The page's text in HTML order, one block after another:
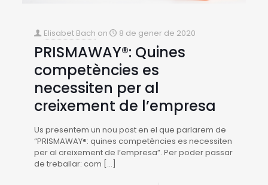
Elisabet Bach on 8 de gener de 2020
PRISMAWAY®: Quines
competències es
necessiten per al
creixement de l’empresa
Us presentem un nou post en el que parlarem de
“PRISMAWAY®: quines competències es necessiten
per al creixement de l’empresa”. Per poder passar
de treballar: com […]